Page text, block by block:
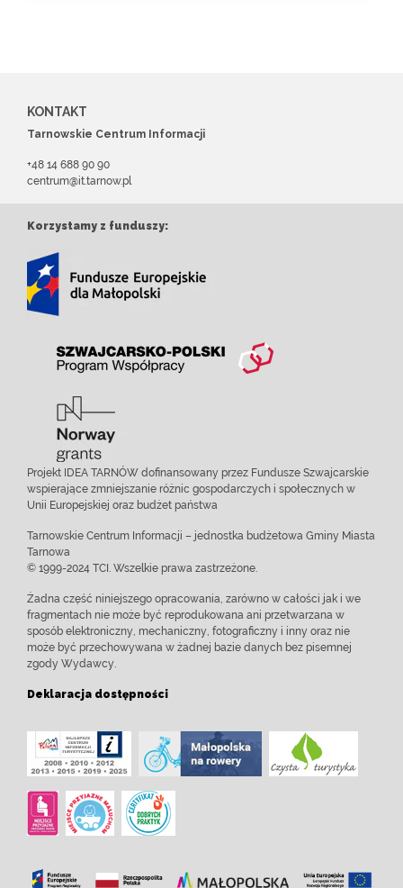
KONTAKT
Tarnowskie Centrum Informacji
+48 14 688 90 90
centrum@it.tarnow.pl
Korzystamy z funduszy:
Projekt IDEA TARNÓW dofinansowany przez Fundusze Szwajcarskie
wspierające zmniejszanie różnic gospodarczych i społecznych w
Unii Europejskiej oraz budżet państwa
Tarnowskie Centrum Informacji – jednostka budżetowa Gminy Miasta
Tarnowa
© 1999-2024 TCI. Wszelkie prawa zastrzeżone.
Żadna część niniejszego opracowania, zarówno w całości jak i we
fragmentach nie może być reprodukowana ani przetwarzana w
sposób elektroniczny, mechaniczny, fotograficzny i inny oraz nie
może być przechowywana w żadnej bazie danych bez pisemnej
zgody Wydawcy.
Deklaracja dostępności